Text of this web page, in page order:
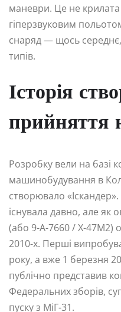
маневри. Це не
гіперзвуковим
снаряд — щось
типів.
Історія
прийняття
Розробку вели на базі
машинобудування в
створювало
існувала давно, але як
(або 9-А-7660 / Х-47М2)
2010-х. Перші
року, а вже 1 березня
публічно представив
Федеральних зборів,
пуску з МіГ-31.